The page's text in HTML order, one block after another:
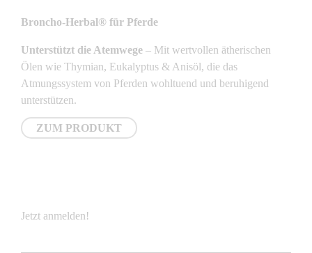
Broncho-Herbal® für Pferde
Unterstützt die Atemwege – Mit wertvollen ätherischen
Ölen wie Thymian, Eukalyptus & Anisöl, die das
Atmungssystem von Pferden wohltuend und beruhigend
unterstützen.
ZUM PRODUKT
Jetzt anmelden!